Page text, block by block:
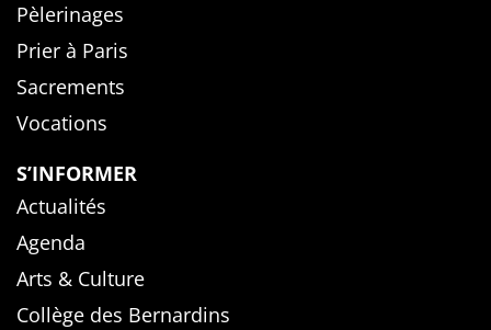
Pèlerinages
Prier à Paris
Sacrements
Vocations
S’INFORMER
Actualités
Agenda
Arts & Culture
Collège des Bernardins